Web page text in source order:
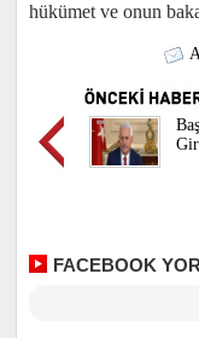
hükümet ve onun
FACEBOOK